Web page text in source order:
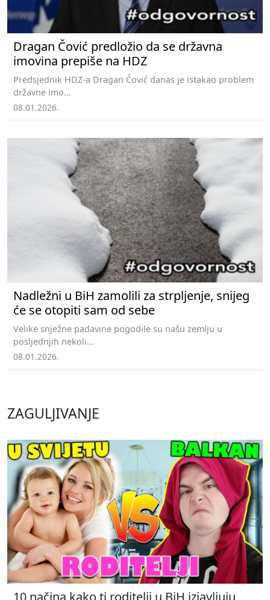
Dragan Čović predložio da se državna
imovina prepiše na HDZ
Predsjednik HDZ-a Dragan Čović danas je istakao problem
državne imo...
08.01.2026.
Nadležni u BiH zamolili za strpljenje, snijeg
će se otopiti sam od sebe
Velike snježne padavine pogodile su našu zemlju u
posljednjih nekoli...
08.01.2026.
ZAGULJIVANJE